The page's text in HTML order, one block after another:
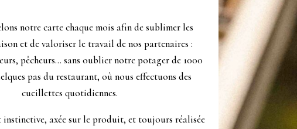
notre carte chaque mois afin de sublimer les
et de valoriser le travail de nos partenaires :
pêcheurs… sans oublier notre potager de 1000
pas du restaurant, où nous effectuons des
cueillettes quotidiennes.
instinctive, axée sur le produit, et toujours réalisée